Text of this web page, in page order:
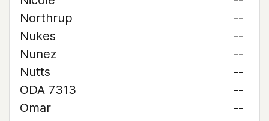
Northrup
--
Nukes
--
Nunez
--
Nutts
--
ODA 7313
--
Omar
--